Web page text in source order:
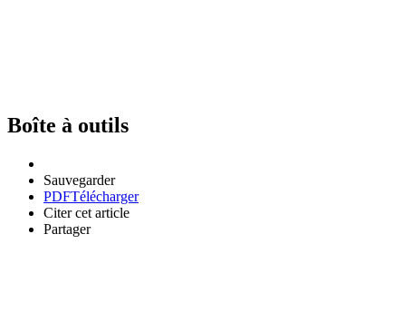
Boîte à outils
Sauvegarder
PDFTélécharger
Citer cet article
Partager